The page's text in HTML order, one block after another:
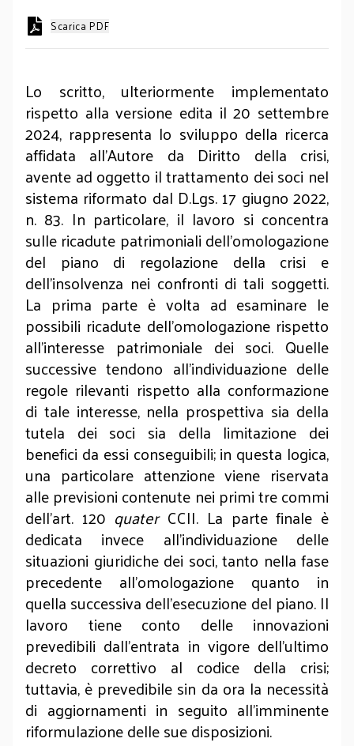
Scarica PDF
Lo scritto, ulteriormente implementato
rispetto alla versione edita il 20 settembre
2024, rappresenta lo sviluppo della ricerca
affidata all’Autore da Diritto della crisi,
avente ad oggetto il trattamento dei soci nel
sistema riformato dal D.Lgs. 17 giugno 2022,
n. 83. In particolare, il lavoro si concentra
sulle ricadute patrimoniali dell’omologazione
del piano di regolazione della crisi e
dell’insolvenza nei confronti di tali soggetti.
La prima parte è volta ad esaminare le
possibili ricadute dell’omologazione rispetto
all’interesse patrimoniale dei soci. Quelle
successive tendono all’individuazione delle
regole rilevanti rispetto alla conformazione
di tale interesse, nella prospettiva sia della
tutela dei soci sia della limitazione dei
benefici da essi conseguibili; in questa logica,
una particolare attenzione viene riservata
alle previsioni contenute nei primi tre commi
dell’art. 120 quaterCCII. La parte finale è
dedicata invece all’individuazione delle
situazioni giuridiche dei soci, tanto nella fase
precedente all’omologazione quanto in
quella successiva dell’esecuzione del piano. Il
lavoro tiene conto delle innovazioni
prevedibili dall’entrata in vigore dell’ultimo
decreto correttivo al codice della crisi;
tuttavia, è prevedibile sin da ora la necessità
di aggiornamenti in seguito all’imminente
riformulazione delle sue disposizioni.